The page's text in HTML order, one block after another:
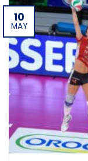
10
MAY